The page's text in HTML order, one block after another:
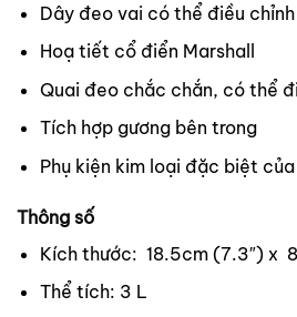
Dây đeo vai có thể điều chỉnh
Hoạ tiết cổ điển Marshall
Quai đeo chắc chắn, có thể
Tích hợp gương bên trong
Phụ kiện kim loại đặc biệt
Thông số
Kích thước: 18.5cm (7.3″) x
Thể tích: 3 L